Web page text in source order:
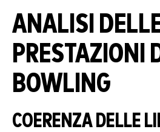
ANALISI
PRESTAZIONI
BOWLING
COERENZA DELLE